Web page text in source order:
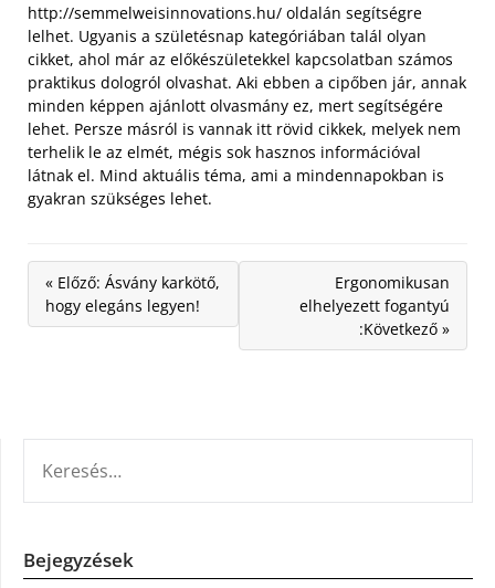
http://semmelweisinnovations.hu/ oldalán segítségre
lelhet. Ugyanis a születésnap kategóriában talál olyan
cikket, ahol már az előkészületekkel kapcsolatban számos
praktikus dologról olvashat. Aki ebben a cipőben jár, annak
minden képpen ajánlott olvasmány ez, mert segítségére
lehet. Persze másról is vannak itt rövid cikkek, melyek nem
terhelik le az elmét, mégis sok hasznos információval
látnak el. Mind aktuális téma, ami a mindennapokban is
gyakran szükséges lehet.
« Előző: Ásvány karkötő,
hogy elegáns legyen!
Ergonomikusan
elhelyezett fogantyú
:Következő »
Bejegyzések